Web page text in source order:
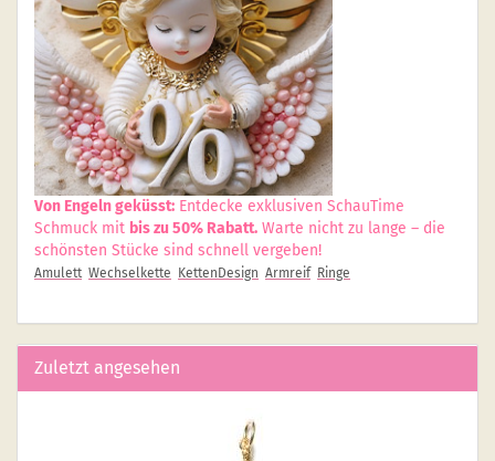
Von Engeln geküsst: Entdecke exklusiven SchauTime
Schmuck mit bis zu 50% Rabatt. Warte nicht zu lange – die
schönsten Stücke sind schnell vergeben!
Amulett Wechselkette KettenDesign Armreif Ringe
Zuletzt angesehen